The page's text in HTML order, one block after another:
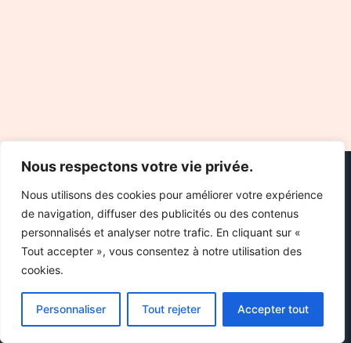
Nous respectons votre vie privée.
Nous utilisons des cookies pour améliorer votre expérience
de navigation, diffuser des publicités ou des contenus
personnalisés et analyser notre trafic. En cliquant sur «
Tout accepter », vous consentez à notre utilisation des
cookies.
Personnaliser Tout rejeter Accepter tout
Chez Starsendetail, tout le contenu et les images sont utilisés à
des fins éducatives uniquement. Nous ne vendons ni ne